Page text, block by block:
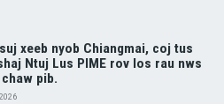
xeeb nyob Chiangmai, coj tus
Ntuj Lus PIME rov los rau nws
pib.